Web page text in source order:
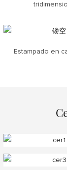
Estampado en